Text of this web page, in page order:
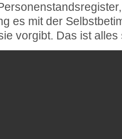
es mit der
vorgibt. Das ist